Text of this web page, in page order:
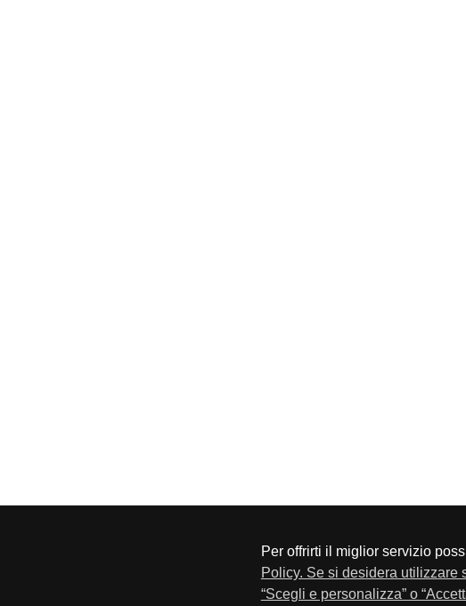
Per offrirti il miglior servizio
Policy. Se si desidera utilizzare
“Scegli e personalizza” o
Via F.Lippi, 30 25134 Brescia P.Iva